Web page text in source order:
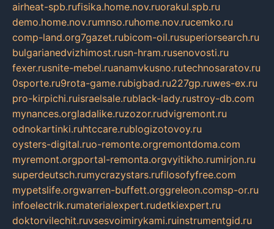
airheat-spb.rufisika.home.nov.ruorakul.spb.ru
demo.home.nov.rumnso.ruhome.nov.rucemko.ru
comp-land.org7gazet.rubicom-oil.rusuperiorsearch.ru
bulgarianedvizhimost.rusn-hram.rusenovosti.ru
fexer.rusnite-mebel.ruanamvkusno.rutechnosaratov.ru
0sporte.ru9rota-game.rubigbad.ru227gp.ruwes-ex.ru
pro-kirpichi.ruisraelsale.rublack-lady.rustroy-db.com
mynances.orgladalike.ruzozor.rudvigremont.ru
odnokartinki.ruhtccare.rublogizotovoy.ru
oysters-digital.ruo-remonte.orgremontdoma.com
myremont.orgportal-remonta.orgvyitikho.rumirjon.ru
superdeutsch.rumycrazystars.rufilosofyfree.com
mypetslife.orgwarren-buffett.orggreleon.comsp-or.ru
infoelectrik.rumaterialexpert.rudetkiexpert.ru
doktorvilechit.ruvsesvoimirykami.ruinstrumentgid.ru